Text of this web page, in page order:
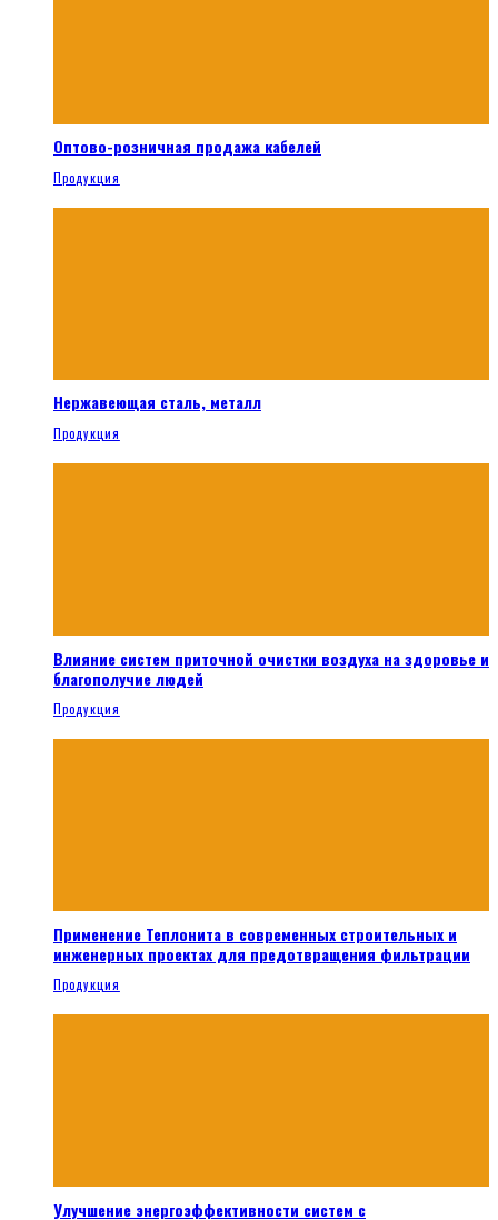
Оптово-розничная продажа кабелей
Продукция
Нержавеющая сталь, металл
Продукция
Влияние систем приточной очистки воздуха на здоровье и
благополучие людей
Продукция
Применение Теплонита в современных строительных и
инженерных проектах для предотвращения фильтрации
Продукция
Улучшение энергоэффективности систем с